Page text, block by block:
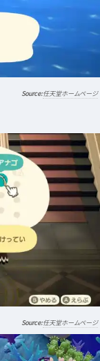
任天堂ホームページ
任天堂ホームページ